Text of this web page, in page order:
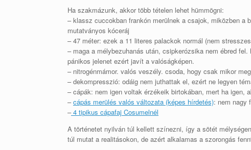
Ha szakmázunk, akkor több tételen lehet hümmögni:
– klassz cuccokban frankón merülnek a csajok, miközben a
mutatványos kóceráj
– 47 méter: ezek a 11 literes palackok normál (nem
– maga a mélybezuhanás után, csipkerózsika nem ébred
pánikos jelenet ezért javít a valóságképen.
– nitrogénmámor. valós veszély. csoda, hogy csak mikor
– dekompresszió: odáig nem juthattak el, ezért ne legyen
– cápák: nem igen voltak érzékeik birtokában, mert ha
–cápás merülés valós változata (képes hírdetés): nem nagy
–4 tipikus cápafaj Cosumelnél
A történetet nyilván túl kellett színezni, így a sötét
túl mutat a realitásokon, de azért alkalamas a szorongás